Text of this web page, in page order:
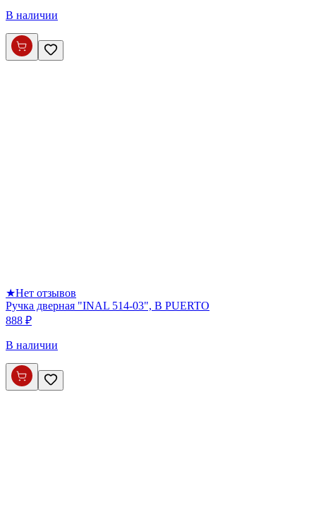
В наличии
★Нет отзывов
Ручка дверная "INAL 514-03", B PUERTO
888 ₽
В наличии